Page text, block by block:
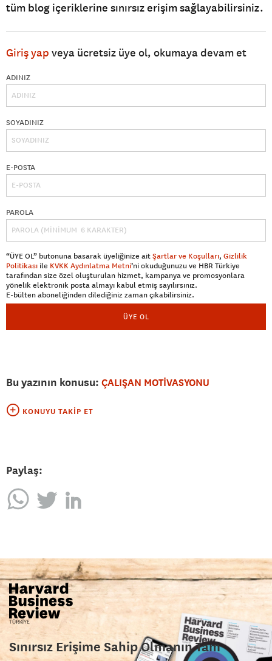
tüm blog içeriklerine sınırsız erişim sağlayabilirsiniz.
Giriş yap veya ücretsiz üye ol, okumaya devam et
ADINIZ
SOYADINIZ
E-POSTA
PAROLA
“ÜYE OL” butonuna basarak üyeliğinize aitŞartlar ve Koşulları, Gizlilik
Politikası ile KVKK Aydınlatma Metni’ni okuduğunuzu ve HBR Türkiye
tarafından size özel oluşturulan hizmet, kampanya ve promosyonlara
yönelik elektronik posta almayı kabul etmiş sayılırsınız.
E-bülten aboneliğinden dilediğiniz zaman çıkabilirsiniz.
ÜYE OL
Bu yazının konusu: ÇALIŞAN MOTİVASYONU
KONUYU TAKIP ET
Paylaş:
Sınırsız Erişime Sahip Olmanın Tam